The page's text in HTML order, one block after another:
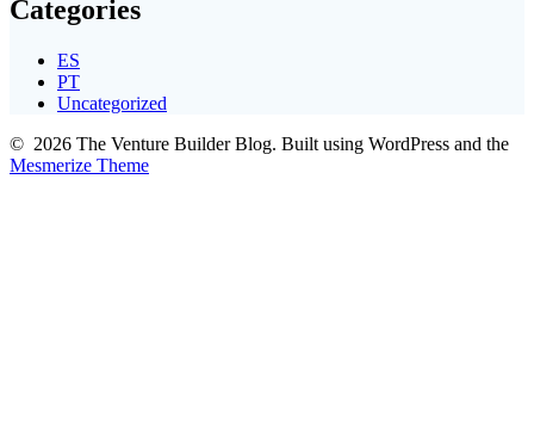
Categories
ES
PT
Uncategorized
© 2026 The Venture Builder Blog. Built using WordPress and the
Mesmerize Theme